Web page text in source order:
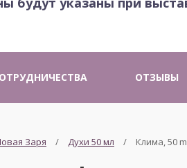
ОТЗЫВЫ
Заря Духи 50 мл Клима, 50